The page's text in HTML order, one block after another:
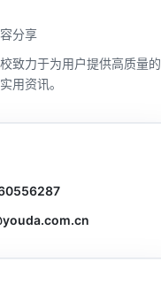
分享
致力于为用户提供高质量的
用资讯。